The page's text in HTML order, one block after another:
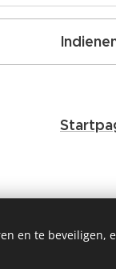
en te beveiligen,